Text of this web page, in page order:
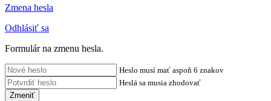
Zmena hesla
Odhlásiť sa
Formulár na zmenu hesla.
Heslo musí mať aspoň 6 znakov
Heslá sa musia zhodovať
Zmeniť